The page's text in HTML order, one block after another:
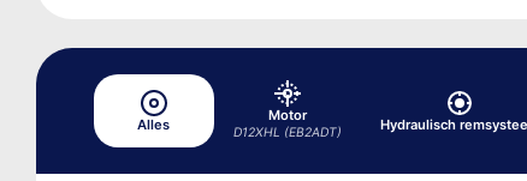
Alles
Motor
D12XHL (EB2ADT) Hydraulisch